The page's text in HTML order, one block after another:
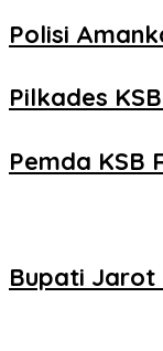
Polisi
Pilkades
Pemda KSB
Bupati Jarot